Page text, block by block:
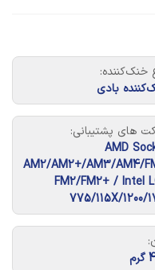
خنک‌کننده:
بادی
های پشتیبانی:
AMD
AM2/AM2+/AM3/AM4/
FM2/FM2+ / Intel
775/115X/1200/